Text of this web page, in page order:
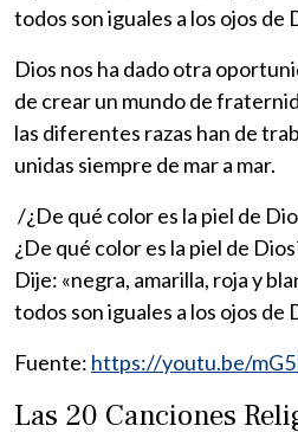
todos son iguales a los ojos de
Dios nos ha dado otra
de crear un mundo de
las diferentes razas han de
unidas siempre de mar a mar.
/¿De qué color es la piel de
¿De qué color es la piel de
Dije: «negra, amarilla, roja y
todos son iguales a los ojos de
Fuente: https://youtu.be/
Las 20 Canciones